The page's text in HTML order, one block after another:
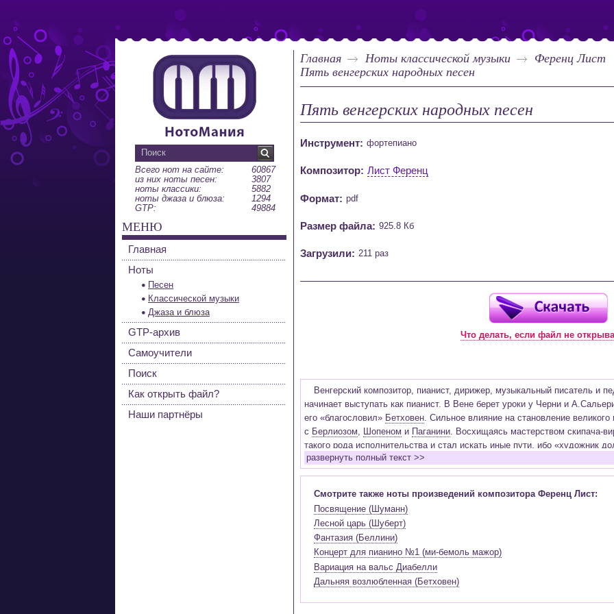
Главная Ноты классической музыки
Ференц Лист
Пять венгерских народных песен
Пять венгерских народных песен
Инструмент: фортепиано
Композитор: Лист Ференц
Формат: pdf
Размер файла: 925.8 Кб
Загрузили: 211 раз
Что делать, если файл не
Венгерский композитор, пианист, дирижер, музыкальный писатель и
начинает выступать как пианист. В Вене берет уроки у Черни и
его «благословил» Бетховен. Сильное влияние на становление
с Берлиозом, Шопеном и Паганини. Восхищаясь мастерством скипача-
такого рода исполнительства и стал искать иные пути, ибо «художник
стремлениям». Путешествуя по Швейцарии и Италии, под впечатлением
будут переработаны им в «Этюды высшего исполнительского
аббатом католической церкви. В течение 17 лет после этого периода
становится первым пианистом, начавшим играть сольные концерты. Он
огонь из людских сердец». В года, когда репертуар состоял из
пустых виртуозных пьес, Лист играет «фортепианные партитуры»
знакомит мир с увертюрами Вебера и Россини, симфоническими
Шуберта, Шумана, а позднее – с органными произведениями
развернуть полный текст >>
Смотрите также ноты произведений композитора Ференц Лист:
Посвящение (Шуманн)
Лесной царь (Шуберт)
Фантазия (Беллини)
Концерт для пианино №1 (ми-бемоль мажор)
Вариация на вальс Диабелли
Дальняя возлюбленная (Бетховен)
Всего нот на сайте:
60867
из них ноты песен:
3807
ноты классики:
5882
ноты джаза и блюза:
1294
GTP:
49884
МЕНЮ
Главная
Ноты
Песен
Классической музыки
Джаза и блюза
GTP-архив
Самоучители
Поиск
Как открыть файл?
Наши партнёры